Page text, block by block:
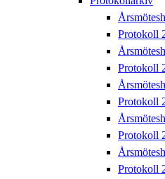
Protokoll
Protokoll
Protokoll
Protokoll
Protokoll